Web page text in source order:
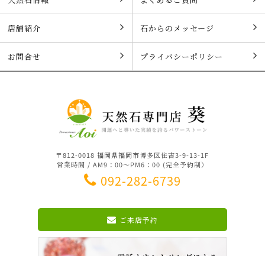
店舗紹介 石からのメッセージ
お問合せ プライバシーポリシー
〒812-0018 福岡県福岡市博多区住吉3-9-13-1F
営業時間 / AM9：00～PM6：00 (完全予約制）
092-282-6739
ご来店予約